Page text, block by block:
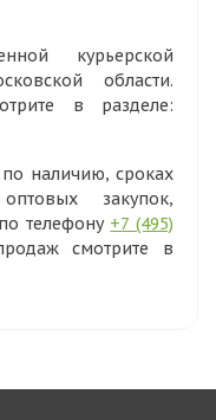
курьерской
области.
в разделе:
наличию, сроках
закупок,
телефону +7 (495)
смотрите в